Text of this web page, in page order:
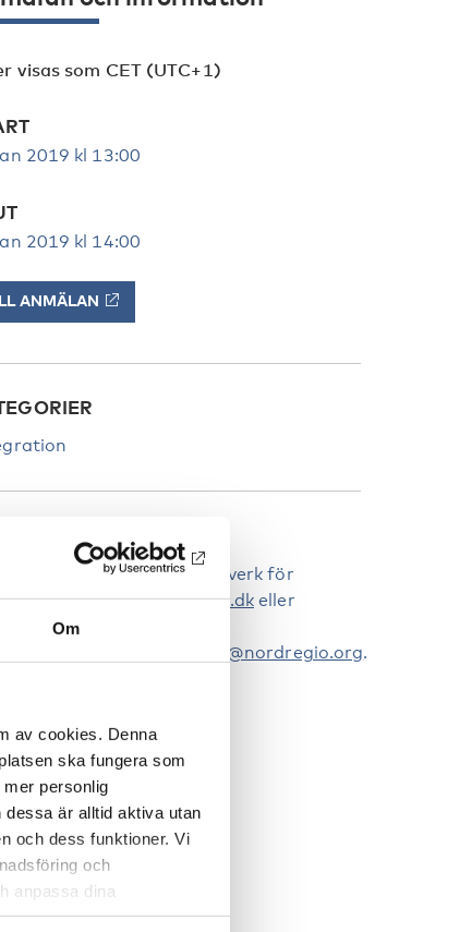
Om
av cookies. Denna
ska fungera som
personlig
är alltid aktiva utan
och dess funktioner. Vi
och
anpassa dina
och de tjänster
visas som CET (UTC+1)
2019 kl 13:00
2019 kl 14:00
ANMÄLAN
Marquard, Nordiskt nätverk för
lärande,marq@edu.au.dk eller
Lagercrantz,
helena.lagercrantz@nordregio.org.